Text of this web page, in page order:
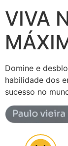
VIVA
Domine e
habilidade dos
sucesso no